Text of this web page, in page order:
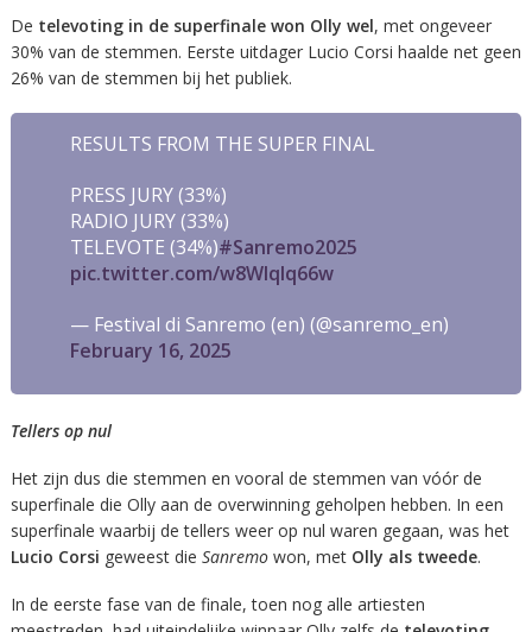
De televoting in de superfinale won Olly wel, met ongeveer
30% van de stemmen. Eerste uitdager Lucio Corsi haalde net geen
26% van de stemmen bij het publiek.
RESULTS FROM THE SUPER FINAL
PRESS JURY (33%)
RADIO JURY (33%)
TELEVOTE (34%)#Sanremo2025
pic.twitter.com/w8WIqIq66w
— Festival di Sanremo (en) (@sanremo_en)
February 16, 2025
Tellers op nul
Het zijn dus die stemmen en vooral de stemmen van vóór de
superfinale die Olly aan de overwinning geholpen hebben. In een
superfinale waarbij de tellers weer op nul waren gegaan, was het
Lucio Corsi geweest die Sanremowon, met Olly als tweede.
In de eerste fase van de finale, toen nog alle artiesten